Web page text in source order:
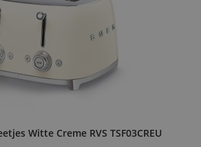
Witte Creme RVS TSF03CREU